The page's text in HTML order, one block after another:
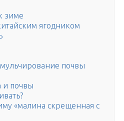
зиме
ягодником
почвы
и почвы
«малина скрещенная с